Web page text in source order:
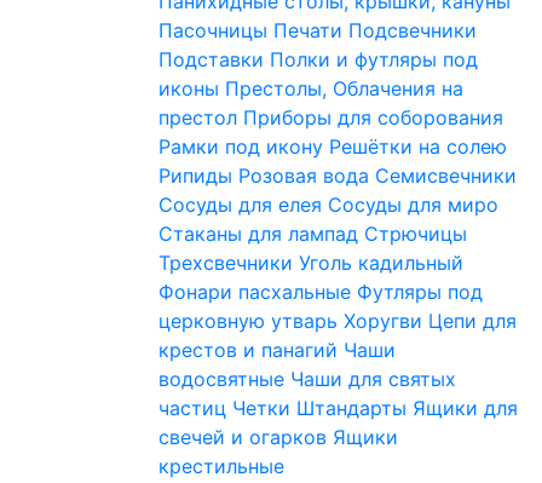
Пасочницы Печати Подсвечники
Подставки Полки и футляры под
иконы Престолы, Облачения на
престол Приборы для соборования
Рамки под икону Решётки на солею
Рипиды Розовая вода Семисвечники
Сосуды для елея Сосуды для миро
Стаканы для лампад Стрючицы
Трехсвечники Уголь кадильный
Фонари пасхальные Футляры под
церковную утварь Хоругви Цепи для
крестов и панагий Чаши
водосвятные Чаши для святых
частиц Четки Штандарты Ящики для
свечей и огарков Ящики
крестильные